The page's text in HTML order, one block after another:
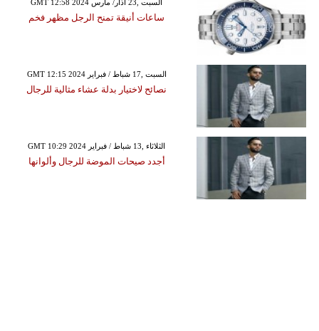
GMT 12:58 2024 السبت ,23 آذار/ مارس
ساعات أنيقة تمنح الرجل مظهر فخم
GMT 12:15 2024 السبت ,17 شباط / فبراير
نصائح لاختيار بدلة عشاء مثالية للرجال
GMT 10:29 2024 الثلاثاء ,13 شباط / فبراير
أجدد صيحات الموضة للرجال وألوانها